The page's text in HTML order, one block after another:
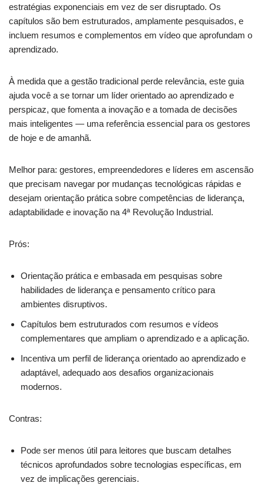
estratégias exponenciais em vez de ser disruptado. Os
capítulos são bem estruturados, amplamente pesquisados, e
incluem resumos e complementos em vídeo que aprofundam o
aprendizado.
À medida que a gestão tradicional perde relevância, este guia
ajuda você a se tornar um líder orientado ao aprendizado e
perspicaz, que fomenta a inovação e a tomada de decisões
mais inteligentes — uma referência essencial para os gestores
de hoje e de amanhã.
Melhor para: gestores, empreendedores e líderes em ascensão
que precisam navegar por mudanças tecnológicas rápidas e
desejam orientação prática sobre competências de liderança,
adaptabilidade e inovação na 4ª Revolução Industrial.
Prós:
Orientação prática e embasada em pesquisas sobre
habilidades de liderança e pensamento crítico para
ambientes disruptivos.
Capítulos bem estruturados com resumos e vídeos
complementares que ampliam o aprendizado e a aplicação.
Incentiva um perfil de liderança orientado ao aprendizado e
adaptável, adequado aos desafios organizacionais
modernos.
Contras:
Pode ser menos útil para leitores que buscam detalhes
técnicos aprofundados sobre tecnologias específicas, em
vez de implicações gerenciais.